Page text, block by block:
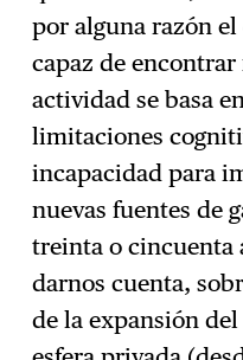
por alguna razón
capaz de
actividad se basa
limitaciones
incapacidad para
nuevas fuentes de
treinta o cincuenta
darnos cuenta,
de la expansión